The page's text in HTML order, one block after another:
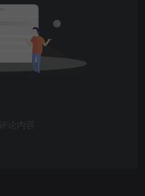
论内容